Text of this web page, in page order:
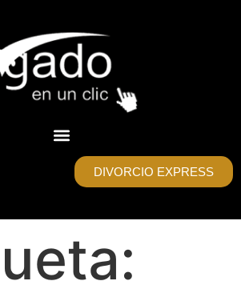
DIVORCIO EXPRESS